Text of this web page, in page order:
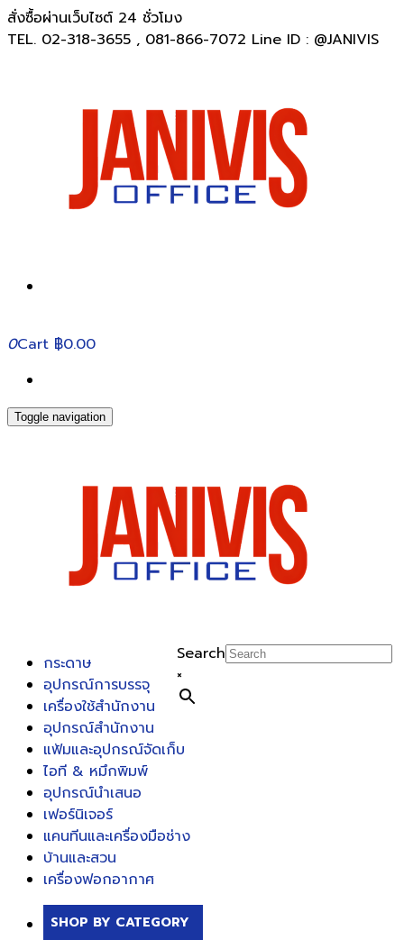
สั่งซื้อผ่านเว็บไซต์ 24 ชั่วโมง
TEL. 02-318-3655 , 081-866-7072 Line ID : @JANIVIS
0Cart ฿0.00
Toggle navigation
Search
×
กระดาษ
อุปกรณ์การบรรจุ
เครื่องใช้สำนักงาน
อุปกรณ์สำนักงาน
แฟ้มและอุปกรณ์จัดเก็บ
ไอที & หมึกพิมพ์
อุปกรณ์นำเสนอ
เฟอร์นิเจอร์
แคนทีนและเครื่องมือช่าง
บ้านและสวน
เครื่องฟอกอากาศ
SHOP BY CATEGORY